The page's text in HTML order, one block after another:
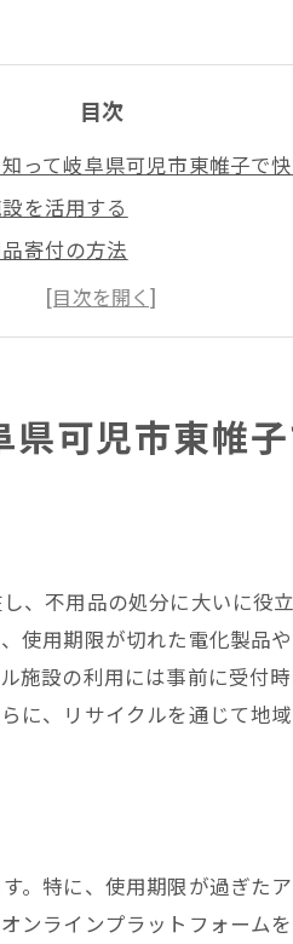
目次
って岐阜県可児市東帷子で
を活用する
寄付の方法
計画を立てる
則を理解する
するメリット
型家具の不用品処分の秘訣
ジュールを確認
のヒント
な利用方法
るポイント
の再利用アイデア
するアプリの紹介
可児市東帷
、不用品の処分に大いに役
使用期限が切れた電化製品
施設の利用には事前に受付
に、リサイクルを通じて地
。特に、使用期限が過ぎた
ラインプラットフォーム